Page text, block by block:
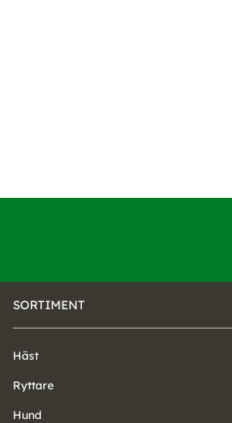
SORTIMENT
Häst
Ryttare
Hund